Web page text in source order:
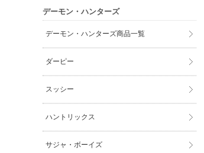
デーモン・ハンターズ
デーモン・ハンターズ商品一覧
ダーピー
スッシー
ハントリックス
サジャ・ボーイズ